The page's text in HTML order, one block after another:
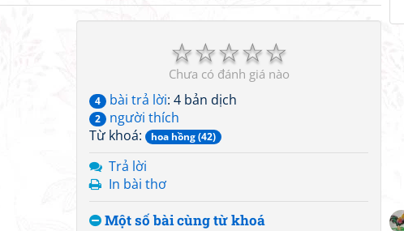
☆
☆
☆
☆
☆
Chưa có đánh giá nào
4 bài trả lời: 4 bản dịch
2
người thích
Từ khoá:
hoa hồng (42)
Trả lời
In bài thơ
Một số bài cùng từ khoá